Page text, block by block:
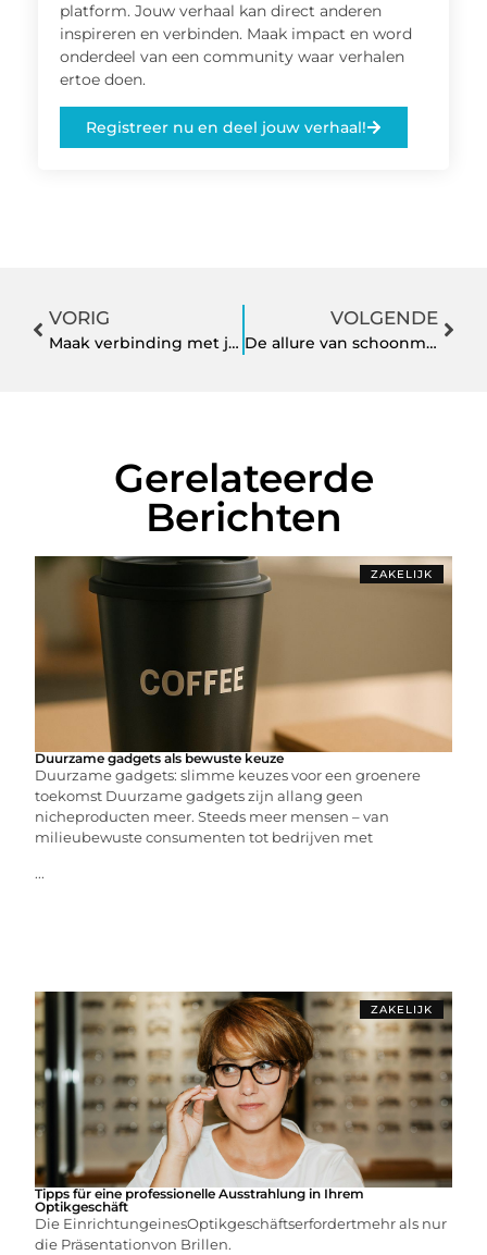
platform. Jouw verhaal kan direct anderen
inspireren en verbinden. Maak impact en word
onderdeel van een community waar verhalen
ertoe doen.
Registreer nu en deel jouw verhaal!
VORIG
Maak verbinding met je data
VOLGENDE
De allure van schoonmaakmachines
Gerelateerde
Berichten
ZAKELIJK
Duurzame gadgets als bewuste keuze
Duurzame gadgets: slimme keuzes voor een groenere
toekomst Duurzame gadgets zijn allang geen
nicheproducten meer. Steeds meer mensen – van
milieubewuste consumenten tot bedrijven met
...
ZAKELIJK
Tipps für eine professionelle Ausstrahlung in Ihrem
Optikgeschäft
Die EinrichtungeinesOptikgeschäftserfordertmehr als nur
die Präsentationvon Brillen.